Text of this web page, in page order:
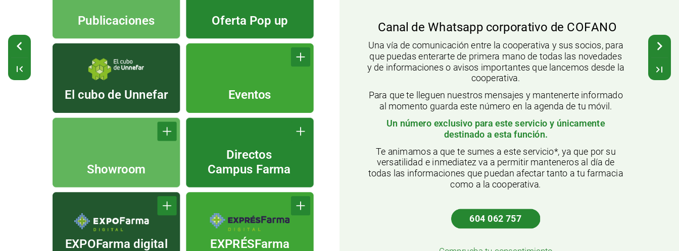
Publicaciones
Showroom
El cubo de Unnefar
EXPOFarma digital
Oferta Pop up
Directos
Campus Farma
Eventos
EXPRÉSFarma
Canal de Whatsapp corporativo de COFANO
Una vía de comunicación entre la cooperativa y sus socios, para
que puedas enterarte de primera mano de todas las novedades
y de informaciones o avisos importantes que lancemos desde la
cooperativa.
Para que te lleguen nuestros mensajes y mantenerte informado
al momento guarda este número en la agenda de tu móvil.
Un número exclusivo para este servicio y únicamente
destinado a esta función.
Te animamos a que te sumes a este servicio*, ya que por su
versatilidad e inmediatez va a permitir manteneros al día de
todas las informaciones que puedan afectar tanto a tu farmacia
como a la cooperativa.
604 062 757